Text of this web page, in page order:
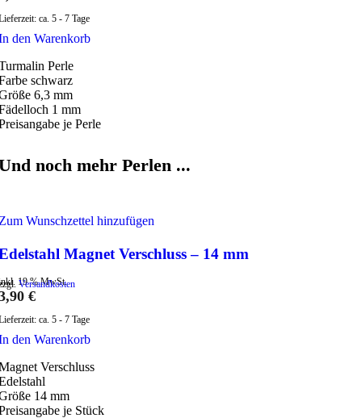
ca. 5 - 7 Tage
den Warenkorb
Perle
schwarz
6,3 mm
1 mm
je Perle
noch mehr Perlen ...
Wunschzettel hinzufügen
Magnet Verschluss – 14 mm
19 % MwSt.
Versandkosten
€
ca. 5 - 7 Tage
den Warenkorb
Verschluss
14 mm
je Stück